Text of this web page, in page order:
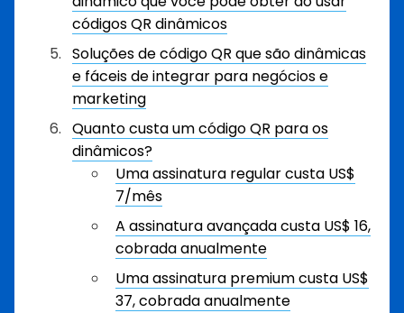
códigos QR dinâmicos
Soluções de código QR que são dinâmicas
e fáceis de integrar para negócios e
marketing
Quanto custa um código QR para os
dinâmicos?
Uma assinatura regular custa US$
7/mês
A assinatura avançada custa US$ 16,
cobrada anualmente
Uma assinatura premium custa US$
37, cobrada anualmente